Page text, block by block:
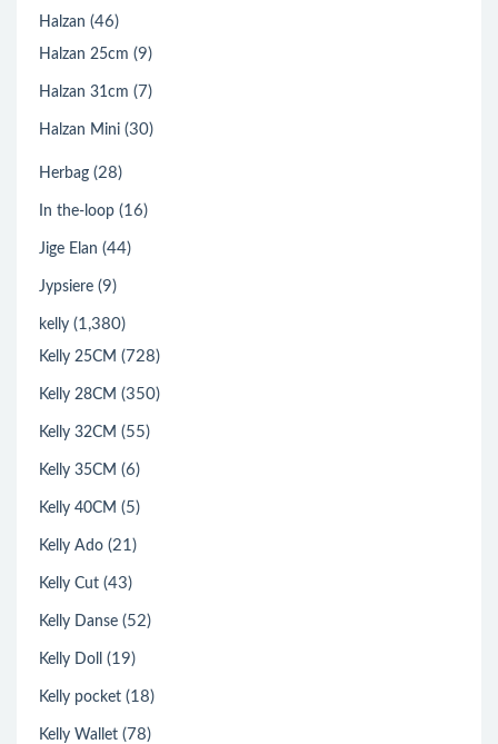
Halzan (46)
Halzan 25cm (9)
Halzan 31cm (7)
Halzan Mini (30)
Herbag (28)
In the-loop (16)
Jige Elan (44)
Jypsiere (9)
kelly (1,380)
Kelly 25CM (728)
Kelly 28CM (350)
Kelly 32CM (55)
Kelly 35CM (6)
Kelly 40CM (5)
Kelly Ado (21)
Kelly Cut (43)
Kelly Danse (52)
Kelly Doll (19)
Kelly pocket (18)
Kelly Wallet (78)